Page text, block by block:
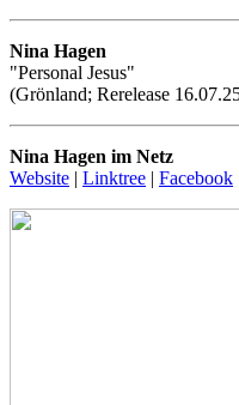
Nina Hagen
"Personal Jesus"
(Grönland; Rerelease
Nina Hagen im Netz
Website | Linktree | Facebook